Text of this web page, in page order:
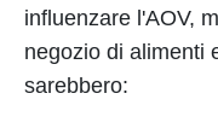
influenzare l'AOV,
negozio di alimenti
sarebbero: